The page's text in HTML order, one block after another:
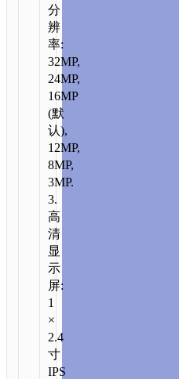
分
辨
率:
32MP,
24MP,
16MP
(默
认),
12MP,
8MP,
3MP.
3.
高
清
显
示
屏:
1
×
2.4
寸
IPS